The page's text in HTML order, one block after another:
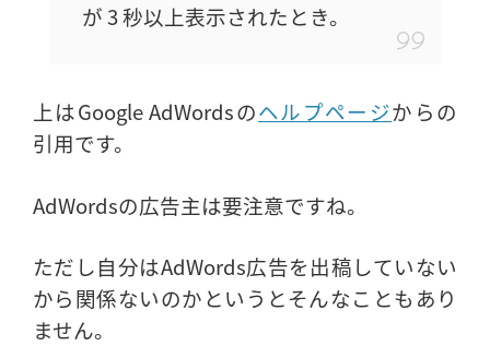
が 3 秒以上表示されたとき。
上はGoogle AdWordsのヘルプページからの
引用です。
AdWordsの広告主は要注意ですね。
ただし自分はAdWords広告を出稿していない
から関係ないのかというとそんなこともあり
ません。